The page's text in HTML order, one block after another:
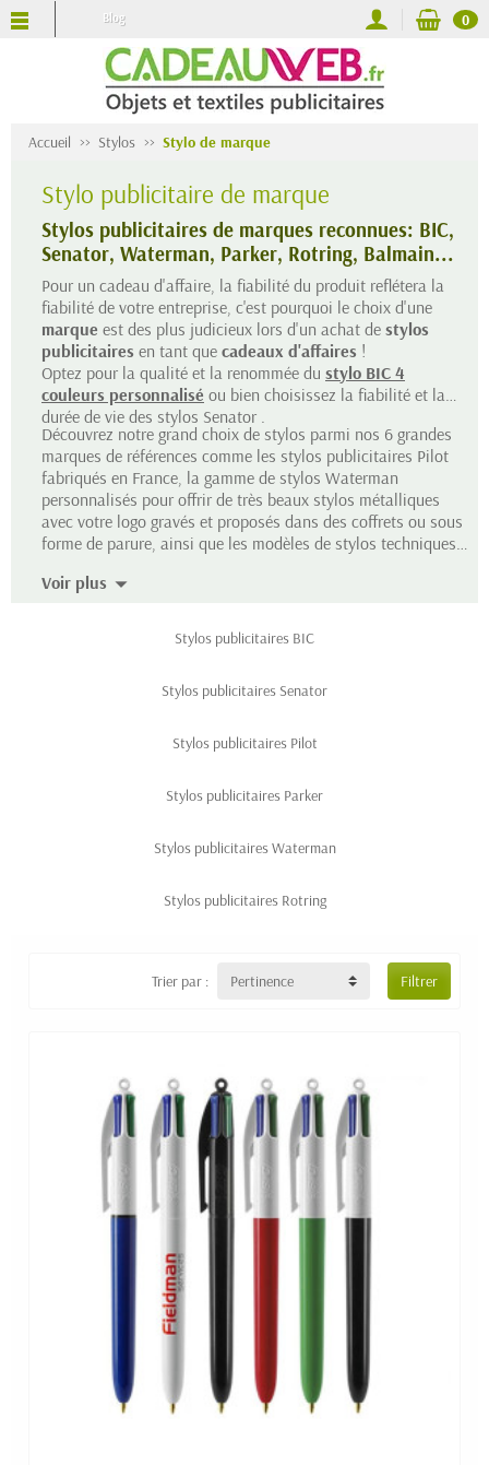
Blog 0
Accueil Stylos Stylo de marque
Stylo publicitaire de marque
Stylos publicitaires de marques reconnues: BIC,
Senator, Waterman, Parker, Rotring, Balmain...
Pour un cadeau d'affaire, la fiabilité du produit reflétera la
fiabilité de votre entreprise, c'est pourquoi le choix d'une
marque est des plus judicieux lors d'un achat de stylos
publicitaires en tant que cadeaux d'affaires !
Optez pour la qualité et la renommée du stylo BIC 4
couleurs personnalisé ou bien choisissez la fiabilité et la
durée de vie des stylos Senator .
Découvrez notre grand choix de stylos parmi nos 6 grandes
marques de références comme les stylos publicitaires Pilot
fabriqués en France, la gamme de stylos Waterman
personnalisés pour offrir de très beaux stylos métalliques
avec votre logo gravés et proposés dans des coffrets ou sous
forme de parure, ainsi que les modèles de stylos techniques
d'ingéniérie...
Voir plus
Stylos publicitaires BIC
Stylos publicitaires Senator
Stylos publicitaires Pilot
Stylos publicitaires Parker
Stylos publicitaires Waterman
Stylos publicitaires Rotring
Trier par : Pertinence Filtrer